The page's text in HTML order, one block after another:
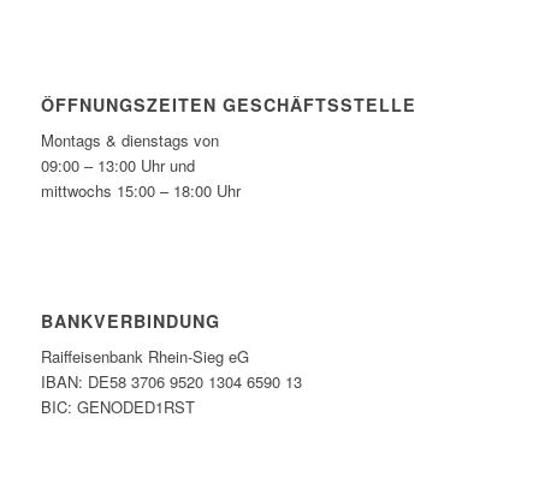
ÖFFNUNGSZEITEN GESCHÄFTSSTELLE
Montags & dienstags von
09:00 – 13:00 Uhr und
mittwochs 15:00 – 18:00 Uhr
BANKVERBINDUNG
Raiffeisenbank Rhein-Sieg eG
IBAN: DE58 3706 9520 1304 6590 13
BIC: GENODED1RST